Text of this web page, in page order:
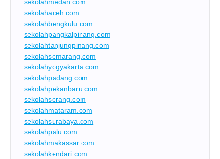
sekolahmedan.com
sekolahaceh.com
sekolahbengkulu.com
sekolahpangkalpinang.com
sekolahtanjungpinang.com
sekolahsemarang.com
sekolahyogyakarta.com
sekolahpadang.com
sekolahpekanbaru.com
sekolahserang.com
sekolahmataram.com
sekolahsurabaya.com
sekolahpalu.com
sekolahmakassar.com
sekolahkendari.com